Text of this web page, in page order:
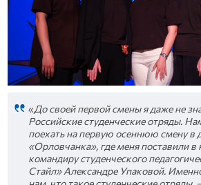
«До своей первой смены я даже не
Российские студенческие отряды.
поехать на первую осеннюю смену в
«Орловчанка», где меня поставили в
командирустуденческого
Стайл»Александре Упаковой.